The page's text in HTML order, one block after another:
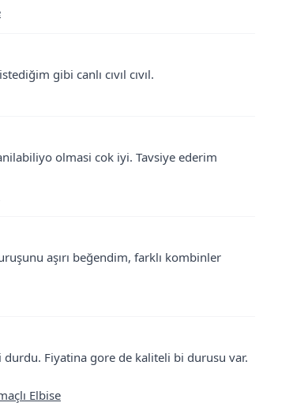
gibi canlı cıvıl cıvıl.
olmasi cok iyi. Tavsiye ederim
aşırı beğendim, farklı kombinler
Fiyatina gore de kaliteli bi durusu var.
Elbise